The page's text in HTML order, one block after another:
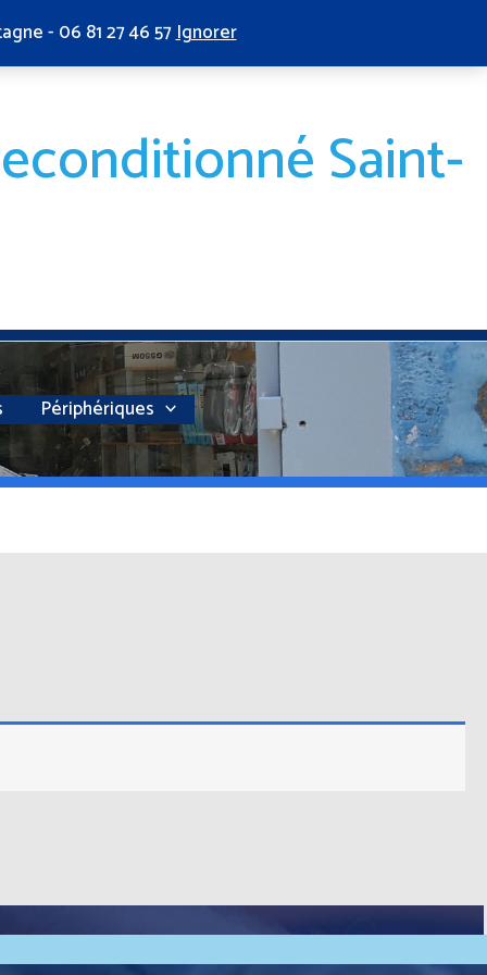
- 06 81 27 46 57Ignorer
Saint-
Périphériques